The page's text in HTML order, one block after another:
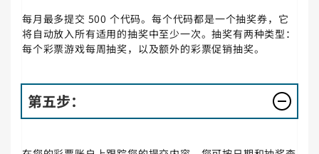
每月最多提交 500 个代码。每个代码都是一个抽奖券，它
将自动放入所有适用的抽奖中至少一次。抽奖有两种类型：
每个彩票游戏每周抽奖，以及额外的彩票促销抽奖。
第五步：